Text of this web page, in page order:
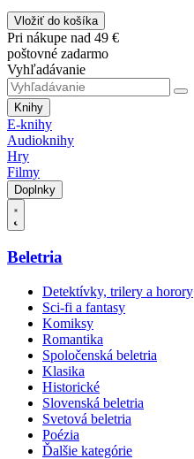
Vložiť do košíka
Pri nákupe nad 49 €
poštovné zadarmo
Vyhľadávanie
Knihy
E-knihy
Audioknihy
Hry
Filmy
Doplnky
Beletria
Detektívky, trilery a horory
Sci-fi a fantasy
Komiksy
Romantika
Spoločenská beletria
Klasika
Historické
Slovenská beletria
Svetová beletria
Poézia
Ďalšie kategórie